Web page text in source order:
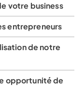
votre business
entrepreneurs
de notre
opportunité de